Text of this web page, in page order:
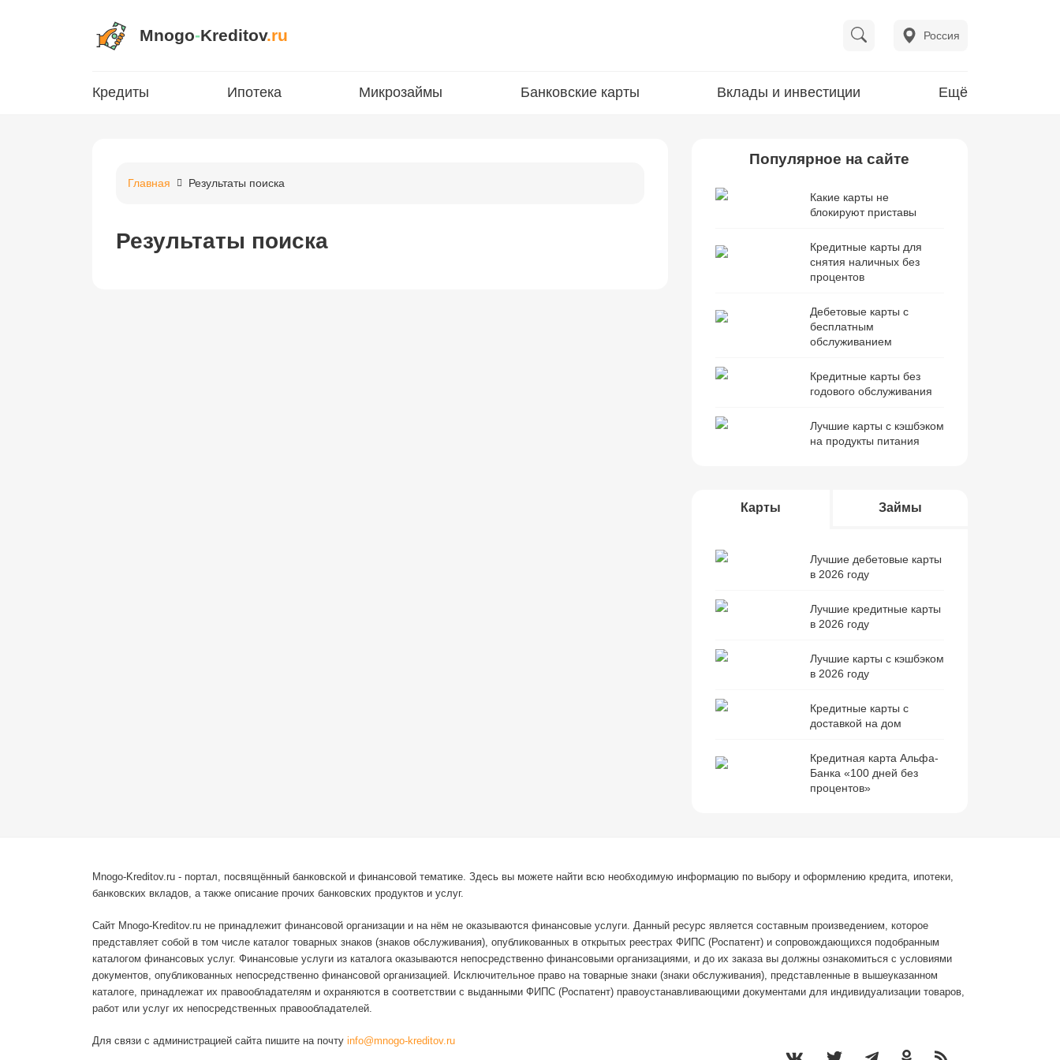
Mnogo-Kreditov.ru Россия
Кредиты Ипотека Микрозаймы Банковские карты Вклады и инвестиции Ещё
Главная Результаты поиска
Результаты поиска
Популярное на сайте
Какие карты не
блокируют приставы
Кредитные карты для
снятия наличных без
процентов
Дебетовые карты с
бесплатным
обслуживанием
Кредитные карты без
годового обслуживания
Лучшие карты с кэшбэком
на продукты питания
Карты Займы
Лучшие дебетовые карты
в 2026 году
Лучшие кредитные карты
в 2026 году
Лучшие карты с кэшбэком
в 2026 году
Кредитные карты с
доставкой на дом
Кредитная карта Альфа-
Банка «100 дней без
процентов»
Mnogo-Kreditov.ru - портал, посвящённый банковской и финансовой тематике. Здесь вы можете найти всю необходимую информацию по выбору и оформлению кредита, ипотеки,
банковских вкладов, а также описание прочих банковских продуктов и услуг.
Сайт Mnogo-Kreditov.ru не принадлежит финансовой организации и на нём не оказываются финансовые услуги. Данный ресурс является составным произведением, которое
представляет собой в том числе каталог товарных знаков (знаков обслуживания), опубликованных в открытых реестрах ФИПС (Роспатент) и сопровождающихся подобранным
каталогом финансовых услуг. Финансовые услуги из каталога оказываются непосредственно финансовыми организациями, и до их заказа вы должны ознакомиться с условиями
документов, опубликованных непосредственно финансовой организацией. Исключительное право на товарные знаки (знаки обслуживания), представленные в вышеуказанном
каталоге, принадлежат их правообладателям и охраняются в соответствии с выданными ФИПС (Роспатент) правоустанавливающими документами для индивидуализации товаров,
работ или услуг их непосредственных правообладателей.
Для связи с администрацией сайта пишите на почту info@mnogo-kreditov.ru